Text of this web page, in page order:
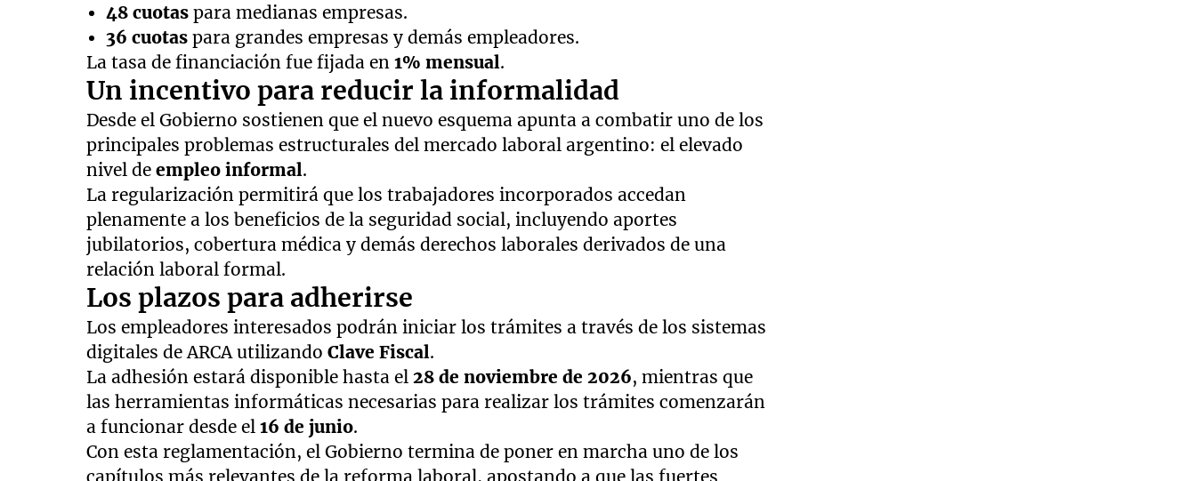
48 cuotaspara medianas empresas.
36 cuotaspara grandes empresas y demás empleadores.
La tasa de financiación fue fijada en1% mensual.
Un incentivo para reducir la informalidad
Desde el Gobierno sostienen que el nuevo esquema apunta a combatir uno de los
principales problemas estructurales del mercado laboral argentino: el elevado
nivel deempleo informal.
La regularización permitirá que los trabajadores incorporados accedan
plenamente a los beneficios de la seguridad social, incluyendo aportes
jubilatorios, cobertura médica y demás derechos laborales derivados de una
relación laboral formal.
Los plazos para adherirse
Los empleadores interesados podrán iniciar los trámites a través de los sistemas
digitales de ARCA utilizandoClave Fiscal.
La adhesión estará disponible hasta el28 de noviembre de 2026, mientras que
las herramientas informáticas necesarias para realizar los trámites comenzarán
a funcionar desde el16 de junio.
Con esta reglamentación, el Gobierno termina de poner en marcha uno de los
capítulos más relevantes de la reforma laboral, apostando a que las fuertes